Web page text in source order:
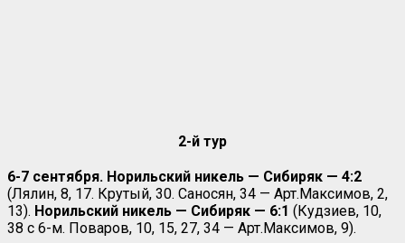
2-й тур
6-7 сентября. Норильский никель — Сибиряк — 4:2
(Лялин, 8, 17. Крутый, 30. Саносян, 34 — Арт.Максимов, 2,
13). Норильский никель — Сибиряк — 6:1 (Кудзиев, 10,
38 с 6-м. Поваров, 10, 15, 27, 34 — Арт.Максимов, 9).